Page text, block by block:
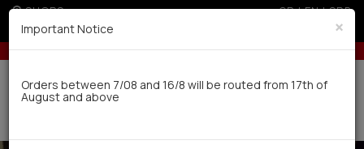
SHOPS GR|EN|SRB
Up to 3 interest-free installments with credit
for orders over 100€
Delivery in 7-9 working days via UPS
×
Important Notice
Orders between 7/08 and 16/8 will be routed from 17th of
August and above